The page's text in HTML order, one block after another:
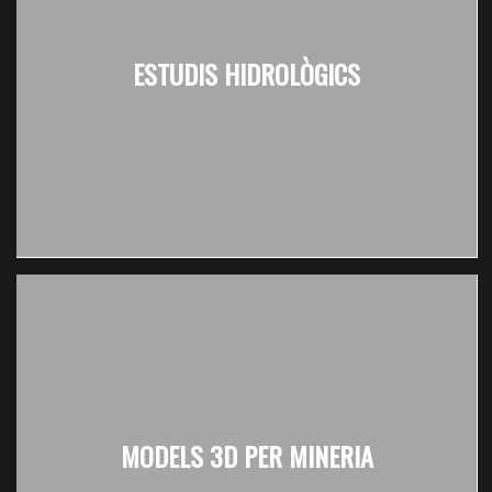
ESTUDIS HIDROLÒGICS
MODELS 3D PER MINERIA